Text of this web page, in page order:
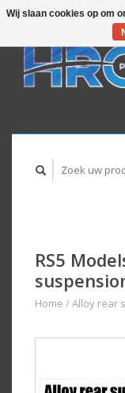
RS5
Home /Alloy rear
Wij slaan cookies op om